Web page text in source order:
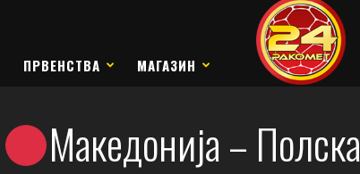
ПРВЕНСТВА МАГАЗИН
Македонија – Полска